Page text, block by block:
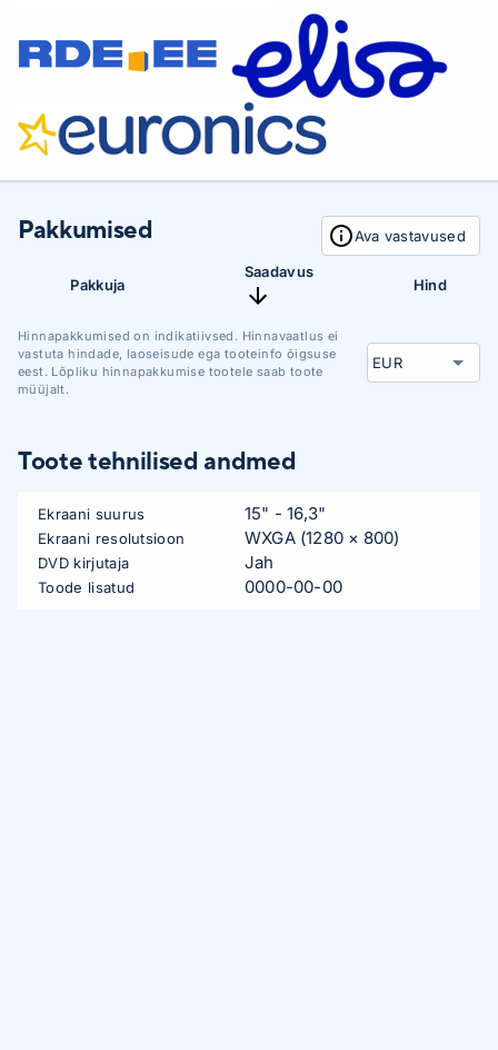
Pakkumised Ava vastavused
Pakkuja
Saadavus
Hind
Hinnapakkumised on indikatiivsed. Hinnavaatlus ei
vastuta hindade, laoseisude ega tooteinfo õigsuse
eest. Lõpliku hinnapakkumise tootele saab toote
müüjalt.
Toote tehnilised andmed
Ekraani suurus 15" - 16,3"
Ekraani resolutsioon WXGA (1280 × 800)
DVD kirjutaja Jah
Toode lisatud 0000-00-00